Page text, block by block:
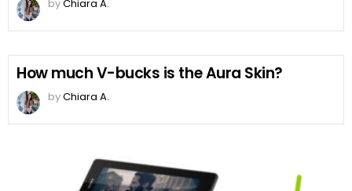
byChiara A.
How much V-bucks is the Aura Skin?
byChiara A.